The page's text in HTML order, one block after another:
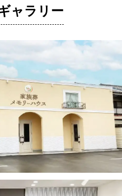
ャラリー